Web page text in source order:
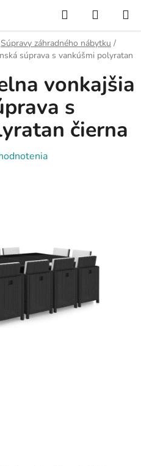
Hľadať
KOŠÍK
Súpravy záhradného nábytku /
súprava s vankúšmi polyratan
vonkajšia
s
čierna